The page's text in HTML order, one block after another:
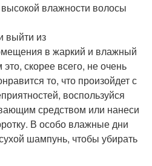
влажности волосы
выйти из
в жаркий и влажный
скорее всего, не очень
то, что произойдет с
воспользуйся
средством или нанеси
В особо влажные дни
шампунь, чтобы убирать